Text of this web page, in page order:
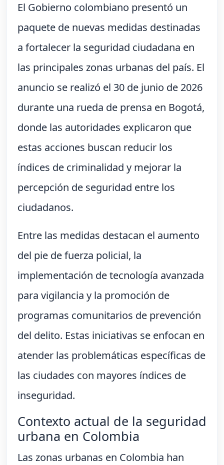
El Gobierno colombiano presentó un
paquete de nuevas medidas destinadas
a fortalecer la seguridad ciudadana en
las principales zonas urbanas del país. El
anuncio se realizó el 30 de junio de 2026
durante una rueda de prensa en Bogotá,
donde las autoridades explicaron que
estas acciones buscan reducir los
índices de criminalidad y mejorar la
percepción de seguridad entre los
ciudadanos.
Entre las medidas destacan el aumento
del pie de fuerza policial, la
implementación de tecnología avanzada
para vigilancia y la promoción de
programas comunitarios de prevención
del delito. Estas iniciativas se enfocan en
atender las problemáticas específicas de
las ciudades con mayores índices de
inseguridad.
Contexto actual de la seguridad
urbana en Colombia
Las zonas urbanas en Colombia han